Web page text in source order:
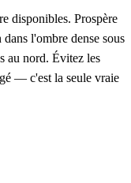
disponibles. Prospère
l'ombre dense sous
au nord. Évitez les
— c'est la seule vraie